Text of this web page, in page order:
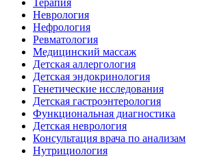
Терапия
Неврология
Нефрология
Ревматология
Медицинский массаж
Детская аллергология
Детская эндокринология
Генетические исследования
Детская гастроэнтерология
Функциональная диагностика
Детская неврология
Консультация врача по анализам
Нутрициология